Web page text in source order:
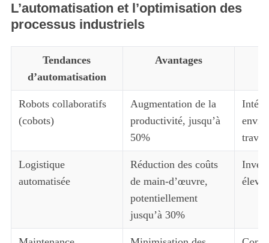
L’automatisation et l’optimisation des
processus industriels
Tendances
d’automatisation
Avantages
Robots collaboratifs
(cobots)
Augmentation de la
productivité, jusqu’à
50%
Logistique
automatisée
Réduction des coûts
de main-d’œuvre,
potentiellement
jusqu’à 30%
élevé